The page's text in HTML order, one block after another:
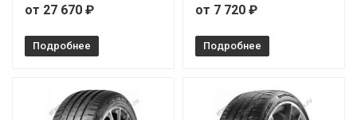
от 27 670 ₽
Подробнее
от 7 720 ₽
Подробнее